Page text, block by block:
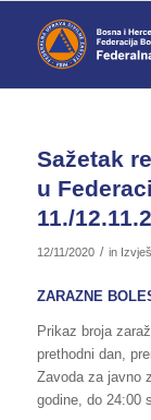
Sažetak
u
11./
12/11/2020 / in
ZARAZNE
Prikaz broja
prethodni dan,
Zavoda za javno
godine, do 24:00